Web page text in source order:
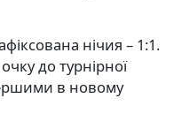
нічия – 1:1.
до турнірної
в новому